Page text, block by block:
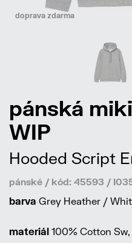
doprava zdarma
pánská
WIP
Hooded Script
pánské / kód: 45593 /
barva Grey Heather /
materiál 100% Cotton